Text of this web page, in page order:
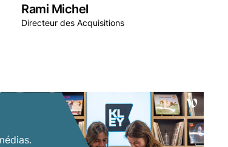
Rami Michel
Directeur des Acquisitions